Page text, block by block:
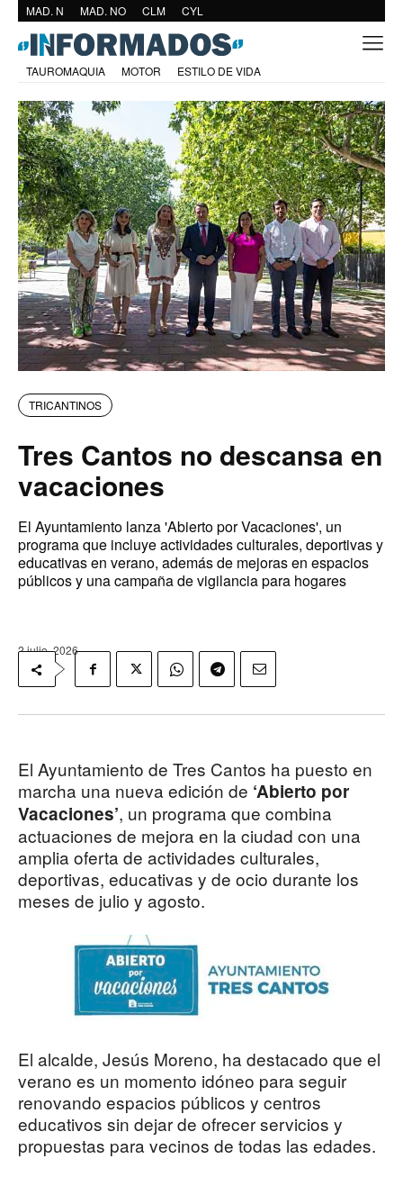
MAD. N MAD. NO CLM CYL
TAUROMAQUIA MOTOR ESTILO DE VIDA
TRICANTINOS
Tres Cantos no descansa en
vacaciones
El Ayuntamiento lanza 'Abierto por Vacaciones', un
programa que incluye actividades culturales, deportivas y
educativas en verano, además de mejoras en espacios
públicos y una campaña de vigilancia para hogares
2 julio, 2026
El Ayuntamiento de Tres Cantos ha puesto en
marcha una nueva edición de ‘Abierto por
Vacaciones’, un programa que combina
actuaciones de mejora en la ciudad con una
amplia oferta de actividades culturales,
deportivas, educativas y de ocio durante los
meses de julio y agosto.
El alcalde, Jesús Moreno, ha destacado que el
verano es un momento idóneo para seguir
renovando espacios públicos y centros
educativos sin dejar de ofrecer servicios y
propuestas para vecinos de todas las edades.